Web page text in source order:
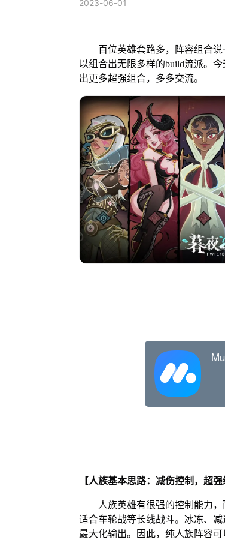
2023-06-01
百位英雄套路多，阵容组合说
以组合出无限多样的build流派。
出更多超强组合，多多交流。
【人族基本思路：减伤控制，超强
人族英雄有很强的控制能力，
适合车轮战等长线战斗。冰冻、
最大化输出。因此，纯人族阵容